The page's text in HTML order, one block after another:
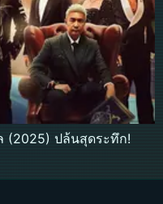
(2025) ปล้นสุดระทึก!